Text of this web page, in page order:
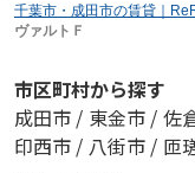
千葉市・成田市の賃貸｜
ヴァルトＦ
市区町村から探す
成田市 / 東金市 / 佐
印西市 / 八街市 / 匝